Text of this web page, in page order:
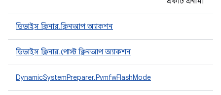
ডিভাইস ক্লিনার.ক্লিনআপ অ্যাকশন
ডিভাইস ক্লিনার.পোস্ট ক্লিনআপ অ্যাকশন
DynamicSystemPreparer.PvmfwFlashMode